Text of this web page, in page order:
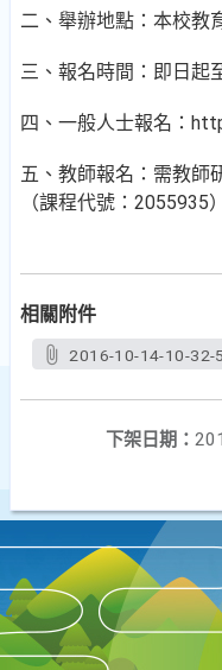
二、舉辦地點：本校教
三、報名時間：即日起
四、一般人士報名：
五、教師報名：需教師
（課程代號：2055935）
相關附件
2016-10-14-10-32-
下架日期：